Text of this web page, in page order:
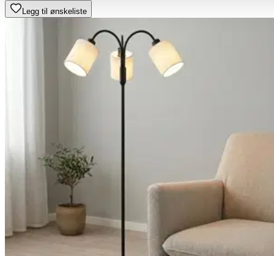
Legg til ønskeliste